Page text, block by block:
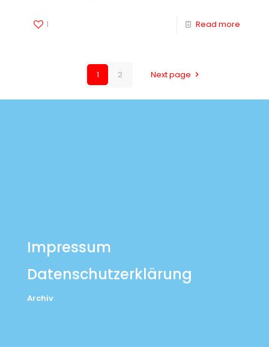
1 Read more
1 2 Next page
Impressum
Datenschutzerklärung
Archiv